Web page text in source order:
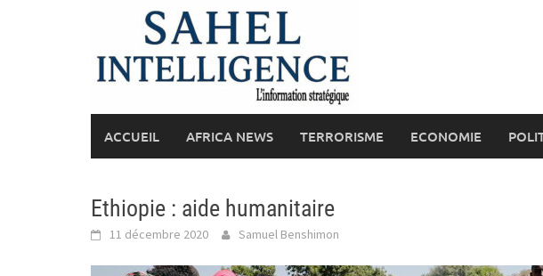
ACCUEIL AFRICA NEWS TERRORISME ECONOMIE
Ethiopie : aide humanitaire
11 décembre 2020 Samuel Benshimon